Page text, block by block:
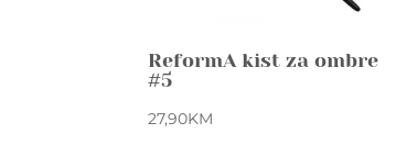
ReformA kist za ombre
#5
27,90KM